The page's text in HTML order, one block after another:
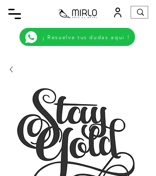
¡ Resuelve tus dudas aqui !